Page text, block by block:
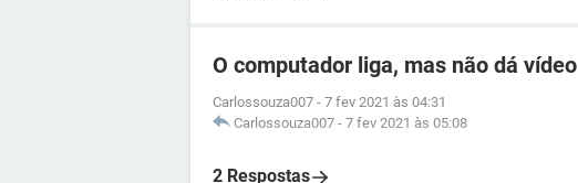
O computador liga, mas não dá vídeo
Carlossouza007 - 7 fev 2021 às 04:31
Carlossouza007 - 7 fev 2021 às 05:08
2 Respostas